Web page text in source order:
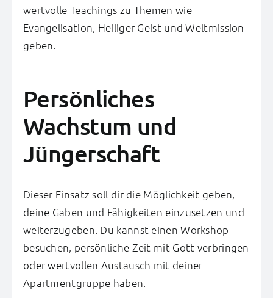
wertvolle Teachings zu Themen wie
Evangelisation, Heiliger Geist und Weltmission
geben.
Persönliches
Wachstum und
Jüngerschaft
Dieser Einsatz soll dir die Möglichkeit geben,
deine Gaben und Fähigkeiten einzusetzen und
weiterzugeben. Du kannst einen Workshop
besuchen, persönliche Zeit mit Gott verbringen
oder wertvollen Austausch mit deiner
Apartmentgruppe haben.